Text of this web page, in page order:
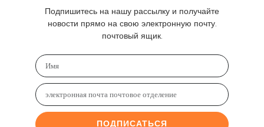
Подпишитесь на нашу рассылку и получайте
новости прямо на свою электронную почту.
почтовый ящик.
ПОДПИСАТЬСЯ